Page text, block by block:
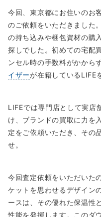
今回、東京都にお住いのお
のご依頼をいただきました
の持ち込みや梱包資材の購
探しでした。初めての宅配
ンセル時の手数料がかからず
イザーが在籍しているLIFE
LIFEでは専門店として実店
け、ブランドの買取に力を
定をご依頼いただき、その
せ。
今回査定依頼をいただいた
ケットを思わせるデザイン
ースは、その優れた保温性
性能を発揮します。このダ